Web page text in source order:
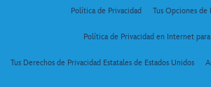
Política de Privacidad Tus Opciones de
Política de Privacidad en Internet
Tus Derechos de Privacidad Estatales de Estados Unidos